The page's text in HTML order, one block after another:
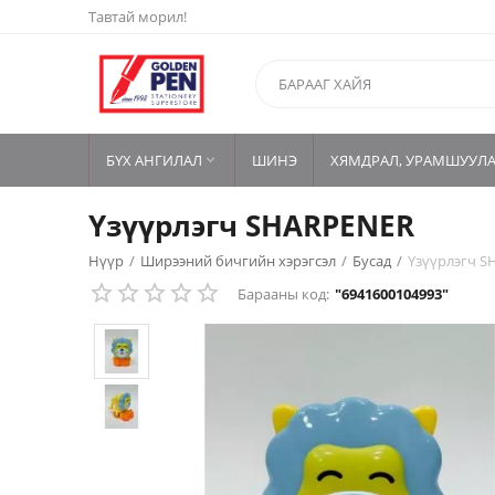
Тавтай морил!
БҮХ АНГИЛАЛ  ШИНЭ ХЯМДРАЛ,
Үзүүрлэгч SHARPENER
Нүүр / Ширээний бичгийн хэрэгсэл / Бусад / Үзүүрлэгч
Барааны код: "6941600104993"